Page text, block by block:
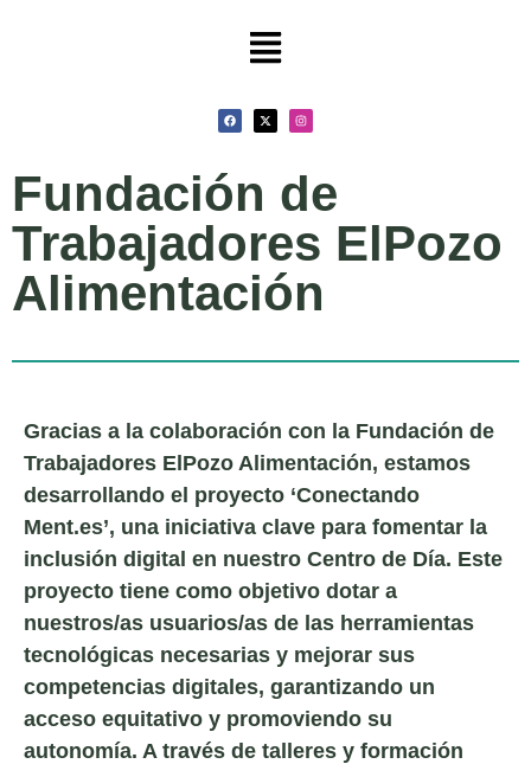
Fundación de
Trabajadores ElPozo
Alimentación
Gracias a la colaboración con la Fundación de
Trabajadores ElPozo Alimentación, estamos
desarrollando el proyecto ‘Conectando
Ment.es’, una iniciativa clave para fomentar la
inclusión digital en nuestro Centro de Día. Este
proyecto tiene como objetivo dotar a
nuestros/as usuarios/as de las herramientas
tecnológicas necesarias y mejorar sus
competencias digitales, garantizando un
acceso equitativo y promoviendo su
autonomía. A través de talleres y formación